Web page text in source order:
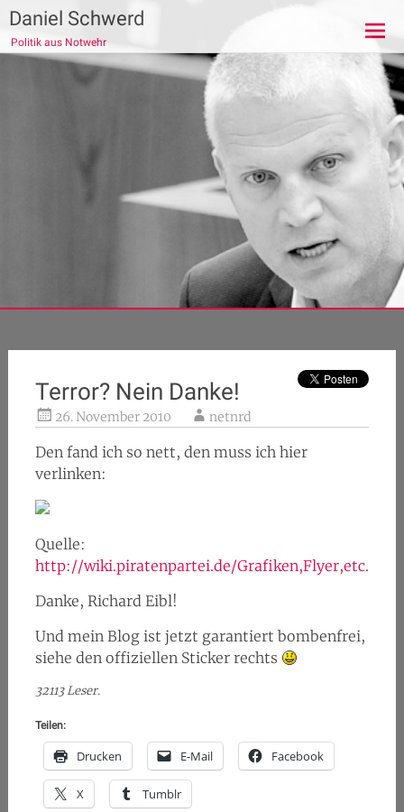
Zum
Inhalt
springen
Daniel Schwerd
Politik aus Notwehr
Terror? Nein Danke!
26. November 2010 netnrd
Den fand ich so nett, den muss ich hier
verlinken:
Quelle:
http://wiki.piratenpartei.de/Grafiken,Flyer,etc.
Danke, Richard Eibl!
Und mein Blog ist jetzt garantiert bombenfrei,
siehe den offiziellen Sticker rechts
32113 Leser.
Teilen:
Drucken E-Mail Facebook
X Tumblr